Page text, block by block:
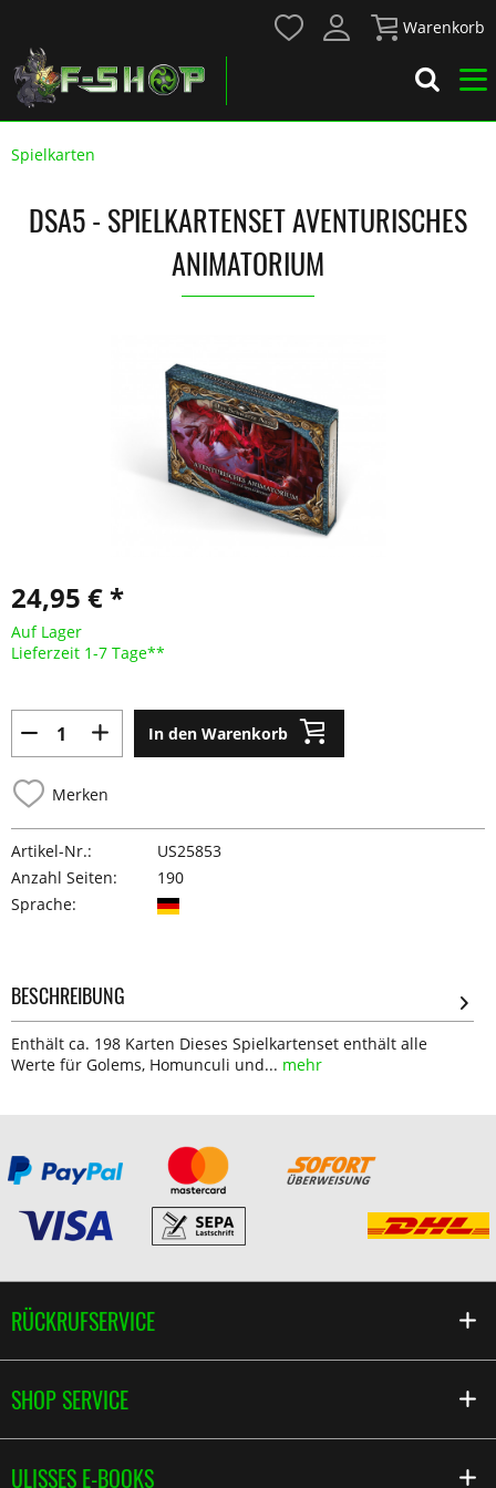
Warenkorb
Spielkarten
DSA5 - SPIELKARTENSET AVENTURISCHES
ANIMATORIUM
24,95 € *
Auf Lager
Lieferzeit 1-7 Tage**
In den Warenkorb
Merken
Artikel-Nr.:
US25853
Anzahl Seiten:
190
Sprache:
BESCHREIBUNG
Enthält ca. 198 Karten Dieses Spielkartenset enthält alle
Werte für Golems, Homunculi und... mehr
RÜCKRUFSERVICE
SHOP SERVICE
ULISSES E-BOOKS